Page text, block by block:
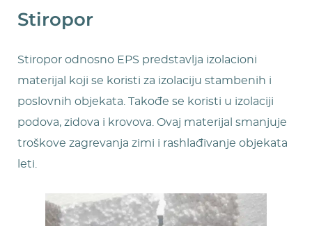
Stiropor
Stiropor odnosno EPS predstavlja izolacioni
materijal koji se koristi za izolaciju stambenih i
poslovnih objekata. Takođe se koristi u izolaciji
podova, zidova i krovova. Ovaj materijal smanjuje
troškove zagrevanja zimi i rashlađivanje objekata
leti.